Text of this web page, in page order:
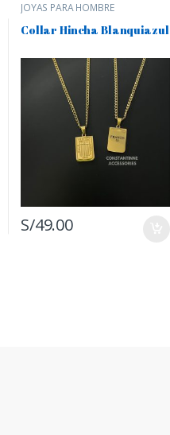
JOYAS PARA HOMBRE
Collar Hincha Blanquiazul
S/49.00